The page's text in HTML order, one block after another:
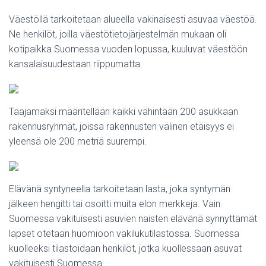
Väestöllä tarkoitetaan alueella vakinaisesti asuvaa väestöä.
Ne henkilöt, joilla väestötietojärjestelmän mukaan oli
kotipaikka Suomessa vuoden lopussa, kuuluvat väestöön
kansalaisuudestaan riippumatta.
Taajamaksi määritellään kaikki vähintään 200 asukkaan
rakennusryhmät, joissa rakennusten välinen etäisyys ei
yleensä ole 200 metriä suurempi.
Elävänä syntyneella tarkoitetaan lasta, joka syntymän
jälkeen hengitti tai osoitti muita elon merkkeja. Vain
Suomessa vakituisesti asuvien naisten elävänä synnyttämät
lapset otetaan huomioon väkilukutilastossa. Suomessa
kuolleeksi tilastoidaan henkilöt, jotka kuollessaan asuvat
vakituisesti Suomessa.